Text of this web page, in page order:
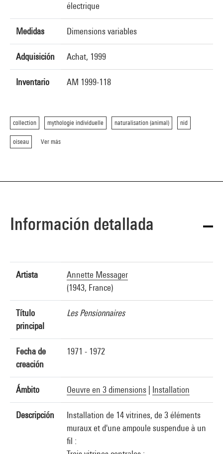
électrique
Medidas Dimensions variables
Adquisición Achat, 1999
Inventario AM 1999-118
collection mythologie individuelle naturalisation (animal) nid
oiseau Ver más
Información detallada
Artista
Annette Messager
(1943, France)
Título
principal
Les Pensionnaires
Fecha de
creación
1971 - 1972
Ámbito Oeuvre en 3 dimensions Installation
Descripción
Installation de 14 vitrines, de 3 éléments
muraux et d'une ampoule suspendue à un
fil :